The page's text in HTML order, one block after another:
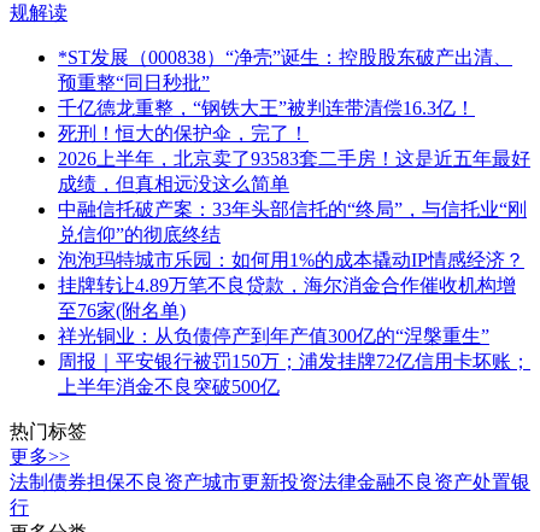
规解读
*ST发展（000838）“净壳”诞生：控股股东破产出清、
预重整“同日秒批”
千亿德龙重整，“钢铁大王”被判连带清偿16.3亿！
死刑！恒大的保护伞，完了！
2026上半年，北京卖了93583套二手房！这是近五年最好
成绩，但真相远没这么简单
中融信托破产案：33年头部信托的“终局”，与信托业“刚
兑信仰”的彻底终结
泡泡玛特城市乐园：如何用1%的成本撬动IP情感经济？
挂牌转让4.89万笔不良贷款，海尔消金合作催收机构增
至76家(附名单)
祥光铜业：从负债停产到年产值300亿的“涅槃重生”
周报｜平安银行被罚150万；浦发挂牌72亿信用卡坏账；
上半年消金不良突破500亿
热门标签
更多>>
法制 债券担保不良资产城市更新投资法律金融不良资产处置银
行